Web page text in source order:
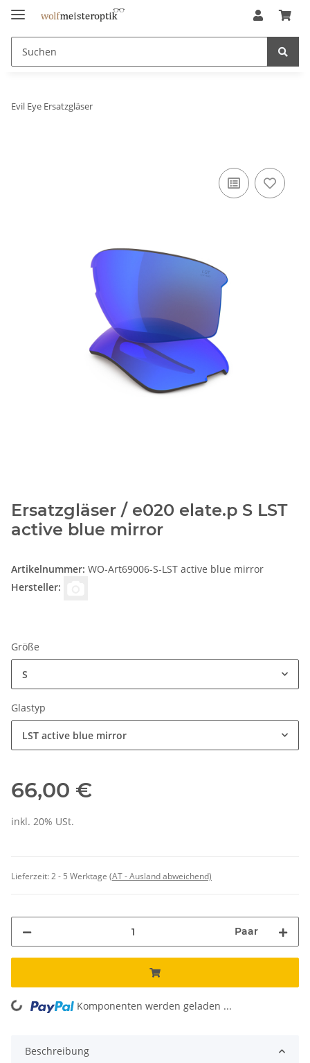
Evil Eye Ersatzgläser
Ersatzgläser / e020 elate.p S LST
active blue mirror
Artikelnummer: WO-Art69006-S-LST active blue mirror
Hersteller:
Größe
S
Glastyp
LST active blue mirror
66,00 €
inkl. 20% USt.
Lieferzeit:2 - 5 Werktage (AT - Ausland abweichend)
Paar
Loading... Komponenten werden geladen ...
Beschreibung